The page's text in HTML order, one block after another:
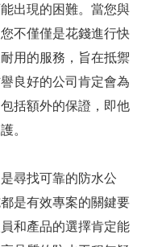
出現的困難。當您與
不僅僅是花錢進行快
用的服務，旨在抵禦
良好的公司肯定會為
括額外的保證，即他
。
尋找可靠的防水公
是有效專案的關鍵要
和產品的選擇肯定能